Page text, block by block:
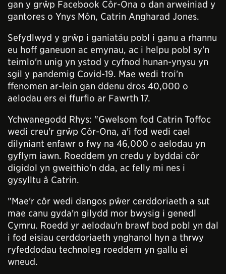
gan y grŵp Facebook Côr-Ona o dan arweiniad y
gantores o Ynys Môn, Catrin Angharad Jones.
Sefydlwyd y grŵp i ganiatáu pobl i ganu a rhannu
eu hoff ganeuon ac emynau, ac i helpu pobl sy'n
teimlo'n unig yn ystod y cyfnod hunan-ynysu yn
sgil y pandemig Covid-19. Mae wedi troi'n
ffenomen ar-lein gan ddenu dros 40,000 o
aelodau ers ei ffurfio ar Fawrth 17.
Ychwanegodd Rhys: "Gwelsom fod Catrin Toffoc
wedi creu'r grŵp Côr-Ona, a'i fod wedi cael
dilyniant enfawr o fwy na 46,000 o aelodau yn
gyflym iawn. Roeddem yn credu y byddai côr
digidol yn gweithio'n dda, ac felly mi nes i
gysylltu â Catrin.
"Mae'r côr wedi dangos pŵer cerddoriaeth a sut
mae canu gyda'n gilydd mor bwysig i genedl
Cymru. Roedd yr aelodau'n brawf bod pobl yn dal
i fod eisiau cerddoriaeth ynghanol hyn a thrwy
ryfeddodau technoleg roeddem yn gallu ei
wneud.